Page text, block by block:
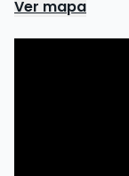
Ver mapa